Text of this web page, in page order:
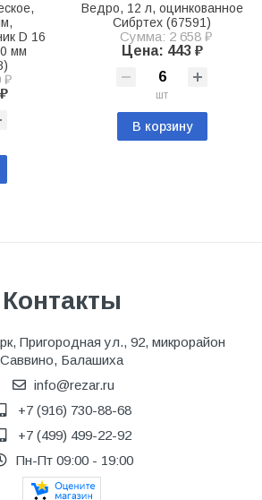
D 16
мм
₽
Ведро, 12 л, оцинкованное
Сибртех (67591)
Сумма: 2 658 ₽
Цена: 443 ₽
шт
В корзину
Контакты
Пригородная ул., 92, микрорайон
Саввино, Балашиха
info@rezar.ru
+7 (916) 730-88-68
+7 (499) 499-22-92
Пн-Пт 09:00 - 19:00